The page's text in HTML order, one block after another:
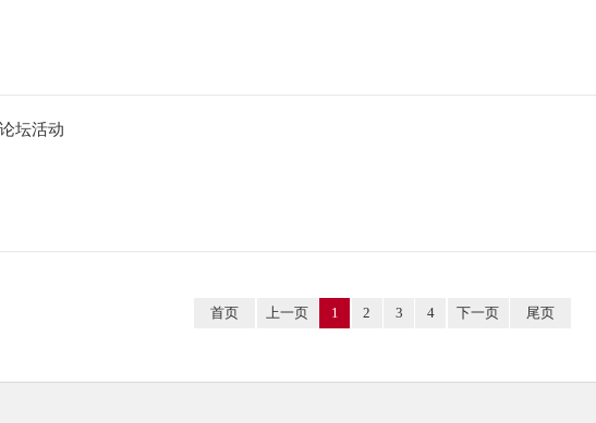
坛活动
首页 上一页 1 2 3 4 下一页 尾页